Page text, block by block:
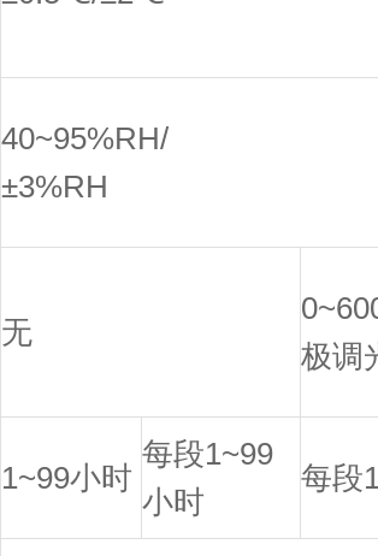
40~95%RH/
±3%RH
无
极调
1~99小时
每段1~99
小时
每段